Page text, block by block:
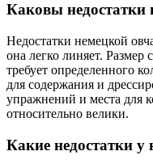
Каковы недостатки
Недостатки немецкой
она легко линяет. Размер
требует определенного
для содержания и
упражнений и места для
относительно велики.
Какие недостатки у